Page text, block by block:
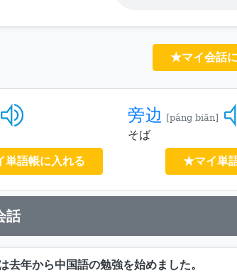
★マイ会話
語帳に入れる
旁边 [páng biān]
そば
★マイ単
話
去年から中国語の勉強を始めました。